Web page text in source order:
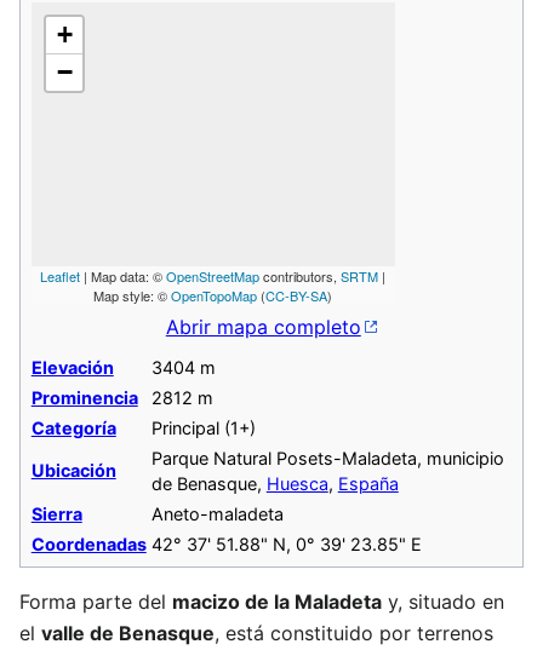
+
−
Leaflet | Map data: ©OpenStreetMapcontributors,SRTM |
Map style: ©OpenTopoMap (CC-BY-SA)
Abrir mapa completo
Elevación
3404 m
Prominencia
2812 m
Categoría
Principal (1+)
Ubicación
Parque Natural Posets-Maladeta, municipio
de Benasque, Huesca, España
Sierra
Aneto-maladeta
Coordenadas 42° 37' 51.88" N, 0° 39' 23.85" E
Forma parte del macizo de la Maladeta y, situado en
el valle de Benasque, está constituido por terrenos